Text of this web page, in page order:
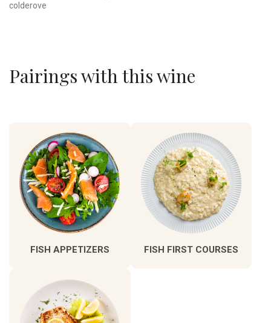
colderove
Pairings with this wine
FISH APPETIZERS FISH FIRST COURSES